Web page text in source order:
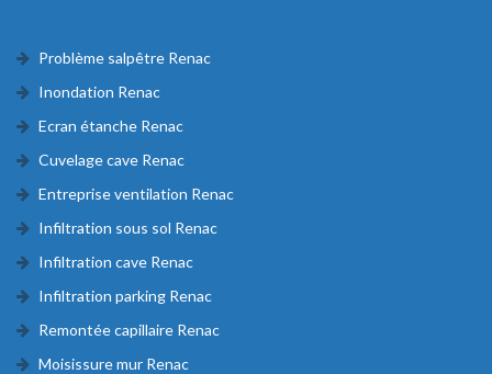
Problème salpêtre Renac
Inondation Renac
Ecran étanche Renac
Cuvelage cave Renac
Entreprise ventilation Renac
Infiltration sous sol Renac
Infiltration cave Renac
Infiltration parking Renac
Remontée capillaire Renac
Moisissure mur Renac